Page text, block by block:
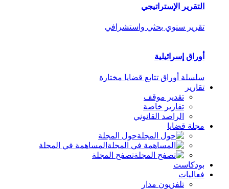
التقرير الإستراتيجي
تقرير سنوي بحثي واستشرافي
أوراق إسرائيلية
سلسلة أوراق تتابع قضايا مختارة
تقارير
تقدير موقف
تقارير خاصة
الراصد القانوني
مجلة قضايا
حول المجلة
المساهمة في المجلة
تصفح المجلة
بودكاست
فعاليات
تلفزيون مدار